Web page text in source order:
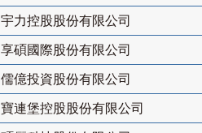
宇力控股股份有限公司
享碩國際股份有限公司
儒億投資股份有限公司
寶連堡控股股份有限公司